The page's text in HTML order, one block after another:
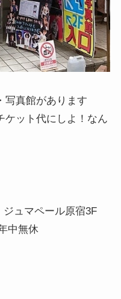
写真館があります
ケット代にしよ！なん
ュマペール原宿3F
中無休